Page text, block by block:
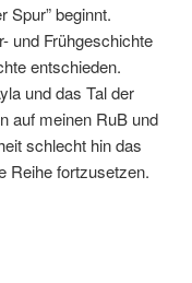
Spur” beginnt.
und Frühgeschichte
entschieden.
und das Tal der
auf meinen RuB und
schlecht hin das
Reihe fortzusetzen.